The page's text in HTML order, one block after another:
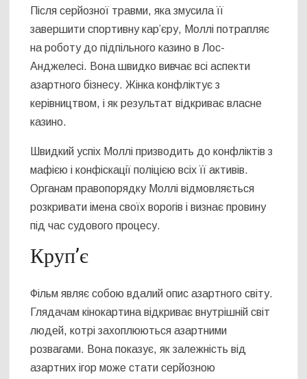
Після серйозної травми, яка змусила її
завершити спортивну кар’єру, Моллі потрапляє
на роботу до підпільного казино в Лос-
Анджелесі. Вона швидко вивчає всі аспекти
азартного бізнесу. Жінка конфліктує з
керівництвом, і як результат відкриває власне
казино.
Швидкий успіх Моллі призводить до конфліктів з
мафією і конфіскації поліцією всіх її активів.
Органам правопорядку Моллі відмовляється
розкривати імена своїх ворогів і визнає провину
під час судового процесу.
Круп’є
Фільм являє собою вдалий опис азартного світу.
Глядачам кінокартина відкриває внутрішній світ
людей, котрі захоплюються азартними
розвагами. Вона показує, як залежність від
азартних ігор може стати серйозною